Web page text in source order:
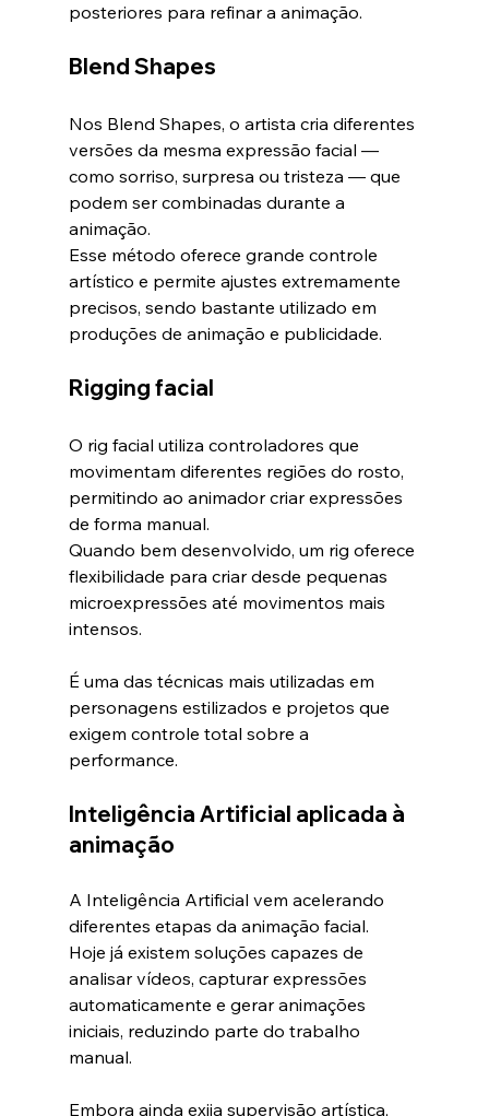
posteriores para refinar a animação.
Blend Shapes
Nos Blend Shapes, o artista cria diferentes
versões da mesma expressão facial —
como sorriso, surpresa ou tristeza — que
podem ser combinadas durante a
animação.
Esse método oferece grande controle
artístico e permite ajustes extremamente
precisos, sendo bastante utilizado em
produções de animação e publicidade.
Rigging facial
O rig facial utiliza controladores que
movimentam diferentes regiões do rosto,
permitindo ao animador criar expressões
de forma manual.
Quando bem desenvolvido, um rig oferece
flexibilidade para criar desde pequenas
microexpressões até movimentos mais
intensos.
É uma das técnicas mais utilizadas em
personagens estilizados e projetos que
exigem controle total sobre a
performance.
Inteligência Artificial aplicada à
animação
A Inteligência Artificial vem acelerando
diferentes etapas da animação facial.
Hoje já existem soluções capazes de
analisar vídeos, capturar expressões
automaticamente e gerar animações
iniciais, reduzindo parte do trabalho
manual.
Embora ainda exija supervisão artística,